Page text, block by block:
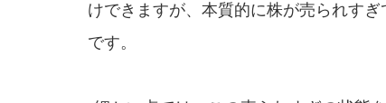
けできますが、本質的に株が売られす
です。